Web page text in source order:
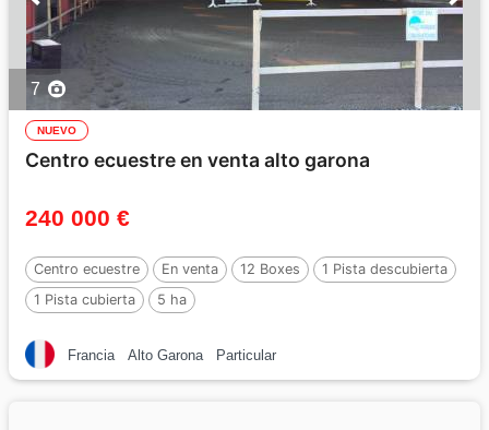
7
NUEVO
Centro ecuestre en venta alto garona
240 000 €
Centro ecuestre En venta 12 Boxes
1 Pista descubierta
1 Pista cubierta
5 ha
Francia Alto Garona Particular